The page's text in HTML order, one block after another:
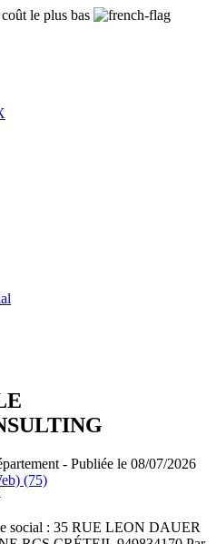
le plus bas
- Publiée le 08/07/2026
(75)
social : 35 RUE LEON DAUER